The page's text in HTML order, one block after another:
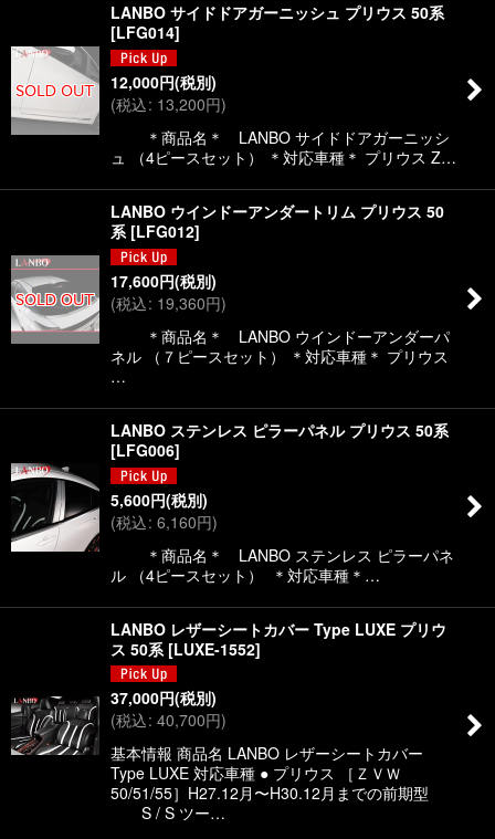
LANBO サイドドアガーニッシュ プリウス 50系
[LFG014]
12,000円(税別)
(税込: 13,200円)
＊商品名＊ LANBO サイドドアガーニッシ
ュ （4ピースセット） ＊対応車種＊ プリウス Z…
LANBO ウインドーアンダートリム プリウス 50
系 [LFG012]
17,600円(税別)
(税込: 19,360円)
＊商品名＊ LANBO ウインドーアンダーパ
ネル （７ピースセット） ＊対応車種＊ プリウス
…
LANBO ステンレス ピラーパネル プリウス 50系
[LFG006]
5,600円(税別)
(税込: 6,160円)
＊商品名＊ LANBO ステンレス ピラーパネ
ル （4ピースセット） ＊対応車種＊…
LANBO レザーシートカバー Type LUXE プリウ
ス 50系 [LUXE-1552]
37,000円(税別)
(税込: 40,700円)
基本情報 商品名 LANBO レザーシートカバー
Type LUXE 対応車種 ● プリウス ［ＺＶＷ
50/51/55］H27.12月〜H30.12月までの前期型
S / S ツー…